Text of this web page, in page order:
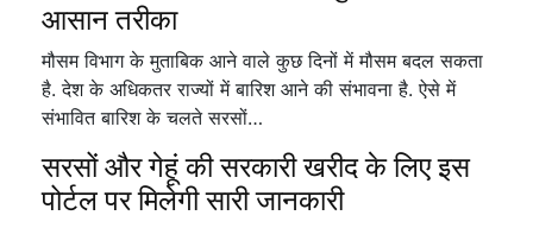
आसान तरीका
मौसम विभाग के मुताबिक आने वाले कुछ दिनों में मौसम बदल सकता
है. देश के अधिकतर राज्यों में बारिश आने की संभावना है. ऐसे में
संभावित बारिश के चलते सरसों…
सरसों और गेहूं की सरकारी खरीद के लिए इस
पोर्टल पर मिलेगी सारी जानकारी